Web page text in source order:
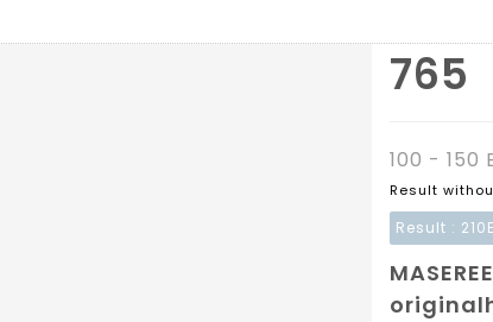
765
100 - 150
Result
Result :